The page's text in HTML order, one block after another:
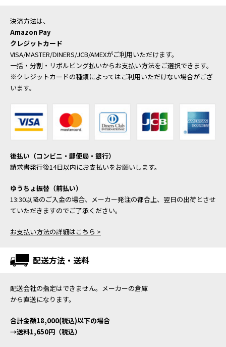
決済方法は、
Amazon Pay
クレジットカード
VISA/MASTER/DINERS/JCB/AMEXがご利用いただけます。
一括・分割・リボルビング払いからお支払い方法をご選択できます。
※クレジットカードの種類によってはご利用いただけない場合がござ
います。
後払い（コンビニ・郵便局・銀行）
請求書発行後14日以内にお支払いをお願いします。
ゆうちょ振替（前払い）
13:30以降のご入金の場合、メーカー発注の都合上、翌日の出荷とさせ
ていただきますのでご了承ください。
お支払い方法の詳細はこちら >
配送方法・送料
配送会社の指定はできません。メーカーの倉庫
から直送になります。
合計金額18,000(税込)以下の場合
→送料1,650円（税込）